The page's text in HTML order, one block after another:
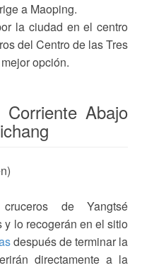
a Maoping.
la ciudad en el centro
del Centro de las Tres
opción.
Abajo
de Yangtsé
lo recogerán en el sitio
después de terminar la
directamente a la